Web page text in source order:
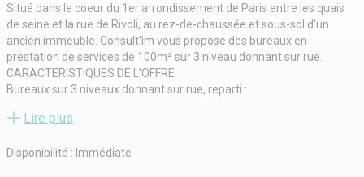
Situé dans le coeur du 1er arrondissement de Paris entre les quais
de seine et la rue de Rivoli, au rez-de-chaussée et sous-sol d'un
ancien immeuble. Consult'im vous propose des bureaux en
prestation de services de 100m² sur 3 niveau donnant sur rue.
CARACTERISTIQUES DE L'OFFRE
Bureaux sur 3 niveaux donnant sur rue, reparti :
Mix open-space/ bureaux cloisonnés
Une cuisine
Lire plus
Disponibilité : Immédiate